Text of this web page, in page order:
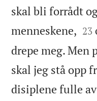
skal bli forrådt
menneskene, 

23
drepe meg. Men
skal jeg stå opp
disiplene fulle